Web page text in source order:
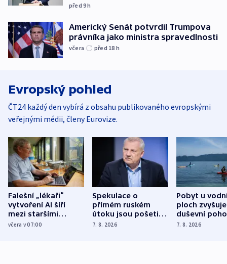
před 9h
Americký Senát potvrdil Trumpova
právníka jako ministra spravedlnosti
včera před 18 h
Evropský pohled
ČT24 každý den vybírá z obsahu publikovaného evropskými
veřejnými médii, členy Eurovize.
Falešní „lékaři“
vytvoření AI šíří
mezi staršími
Poláky nebezpečné
včera v 07:00
Spekulace o
přímém ruském
útoku jsou pošetilé,
míní estonský
7. 8. 2026
Pobyt u
ploch zvyšuje
duševní
ukázala
7. 8. 2026